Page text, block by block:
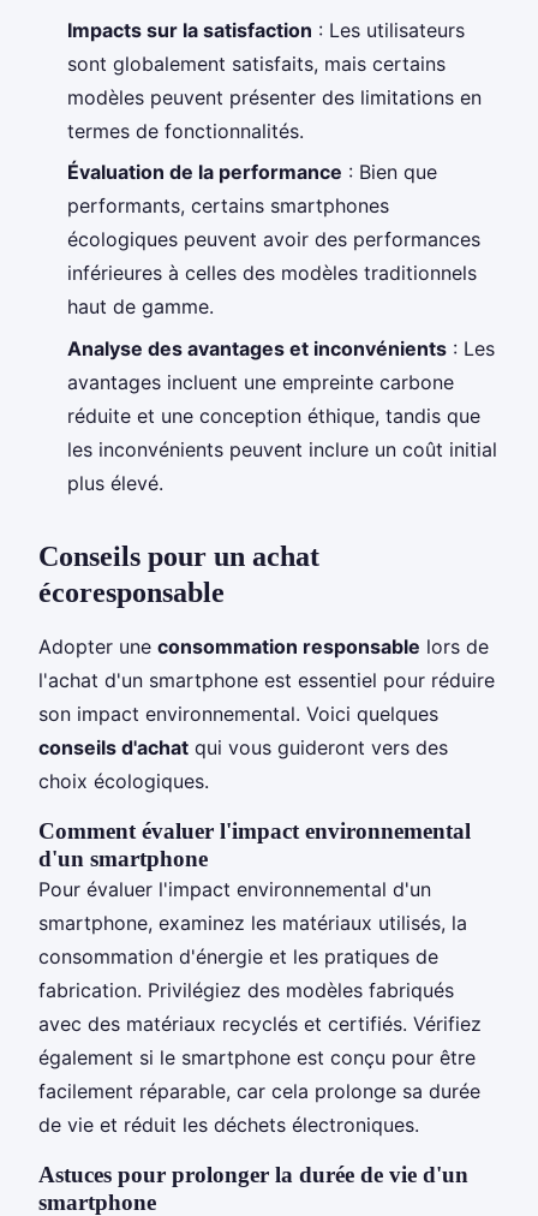
Impacts sur la satisfaction : Les utilisateurs
sont globalement satisfaits, mais certains
modèles peuvent présenter des limitations en
termes de fonctionnalités.
Évaluation de la performance : Bien que
performants, certains smartphones
écologiques peuvent avoir des performances
inférieures à celles des modèles traditionnels
haut de gamme.
Analyse des avantages et inconvénients : Les
avantages incluent une empreinte carbone
réduite et une conception éthique, tandis que
les inconvénients peuvent inclure un coût initial
plus élevé.
Conseils pour un achat
écoresponsable
Adopter une consommation responsable lors de
l'achat d'un smartphone est essentiel pour réduire
son impact environnemental. Voici quelques
conseils d'achat qui vous guideront vers des
choix écologiques.
Comment évaluer l'impact environnemental
d'un smartphone
Pour évaluer l'impact environnemental d'un
smartphone, examinez les matériaux utilisés, la
consommation d'énergie et les pratiques de
fabrication. Privilégiez des modèles fabriqués
avec des matériaux recyclés et certifiés. Vérifiez
également si le smartphone est conçu pour être
facilement réparable, car cela prolonge sa durée
de vie et réduit les déchets électroniques.
Astuces pour prolonger la durée de vie d'un
smartphone